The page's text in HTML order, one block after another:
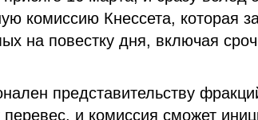
комиссию Кнессета, которая
на повестку дня, включая
представительству
и комиссия сможет